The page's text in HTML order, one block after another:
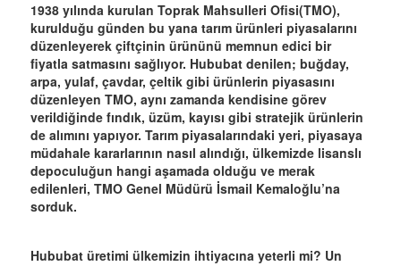
1938 yılında kurulan Toprak Mahsulleri Ofisi(TMO),
kurulduğu günden bu yana tarım ürünleri piyasalarını
düzenleyerek çiftçinin ürününü memnun edici bir
fiyatla satmasını sağlıyor. Hububat denilen; buğday,
arpa, yulaf, çavdar, çeltik gibi ürünlerin piyasasını
düzenleyen TMO, aynı zamanda kendisine görev
verildiğinde fındık, üzüm, kayısı gibi stratejik ürünlerin
de alımını yapıyor. Tarım piyasalarındaki yeri, piyasaya
müdahale kararlarının nasıl alındığı, ülkemizde lisanslı
depoculuğun hangi aşamada olduğu ve merak
edilenleri, TMO Genel Müdürü İsmail Kemaloğlu’na
sorduk.
Hububat üretimi ülkemizin ihtiyacına yeterli mi? Un